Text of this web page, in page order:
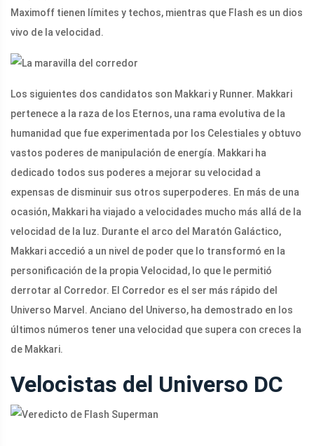
Maximoff tienen límites y techos, mientras que Flash es un dios
vivo de la velocidad.
Los siguientes dos candidatos son Makkari y Runner. Makkari
pertenece a la raza de los Eternos, una rama evolutiva de la
humanidad que fue experimentada por los Celestiales y obtuvo
vastos poderes de manipulación de energía. Makkari ha
dedicado todos sus poderes a mejorar su velocidad a
expensas de disminuir sus otros superpoderes. En más de una
ocasión, Makkari ha viajado a velocidades mucho más allá de la
velocidad de la luz. Durante el arco del Maratón Galáctico,
Makkari accedió a un nivel de poder que lo transformó en la
personificación de la propia Velocidad, lo que le permitió
derrotar al Corredor. El Corredor es el ser más rápido del
Universo Marvel. Anciano del Universo, ha demostrado en los
últimos números tener una velocidad que supera con creces la
de Makkari.
Velocistas del Universo DC